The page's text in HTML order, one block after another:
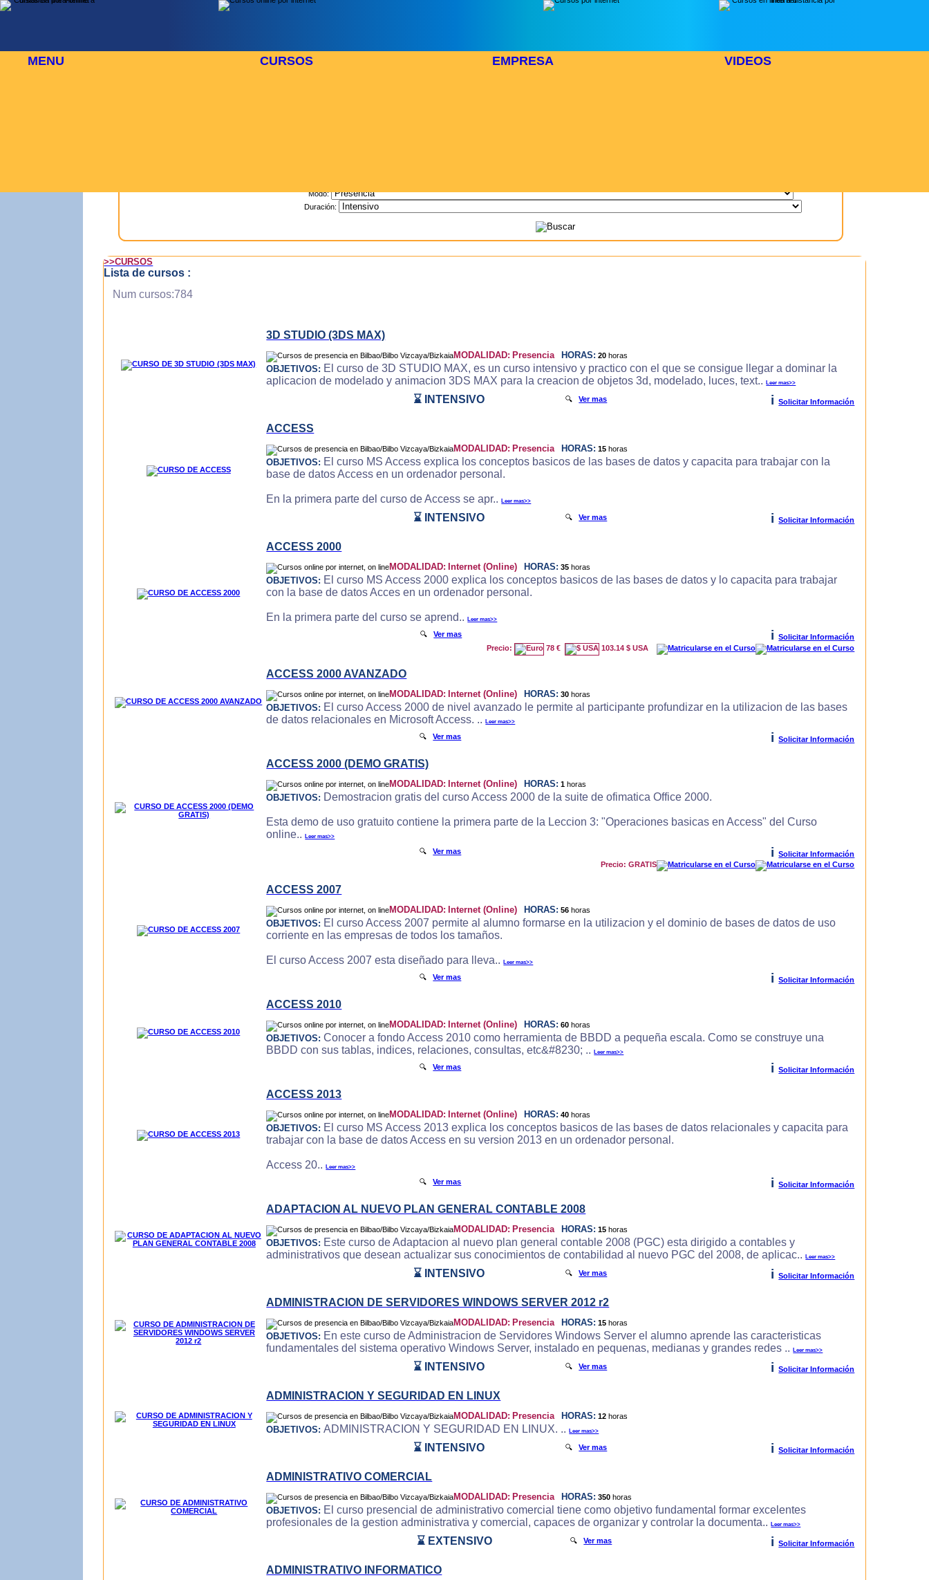
MENU CURSOS EMPRESA VIDEOS
Modo:
Duración:
>>CURSOS
Lista de cursos :
Num cursos:784
3D STUDIO (3DS MAX)
MODALIDAD: Presencia HORAS: 20 horas
OBJETIVOS: El curso de 3D STUDIO MAX, es un curso intensivo y practico con el que se consigue llegar a dominar la
aplicacion de modelado y animacion 3DS MAX para la creacion de objetos 3d, modelado, luces, text..Leer mas>>
⌛ INTENSIVO 🔍Ver mas i Solicitar Información
ACCESS
MODALIDAD: Presencia HORAS: 15 horas
OBJETIVOS: El curso MS Access explica los conceptos basicos de las bases de datos y capacita para trabajar con la
base de datos Access en un ordenador personal.
En la primera parte del curso de Access se apr..Leer mas>>
⌛ INTENSIVO 🔍Ver mas i Solicitar Información
ACCESS 2000
MODALIDAD: Internet (Online) HORAS: 35 horas
OBJETIVOS: El curso MS Access 2000 explica los conceptos basicos de las bases de datos y lo capacita para trabajar
con la base de datos Acces en un ordenador personal.
En la primera parte del curso se aprend..Leer mas>>
🔍Ver mas i
Solicitar Información
Precio:
78 € 103.14 $ USA
ACCESS 2000 AVANZADO
MODALIDAD: Internet (Online) HORAS: 30 horas
OBJETIVOS: El curso Access 2000 de nivel avanzado le permite al participante profundizar en la utilizacion de las bases
de datos relacionales en Microsoft Access. ..Leer mas>>
🔍Ver mas i Solicitar Información
ACCESS 2000 (DEMO GRATIS)
MODALIDAD: Internet (Online) HORAS: 1 horas
OBJETIVOS: Demostracion gratis del curso Access 2000 de la suite de ofimatica Office 2000.
Esta demo de uso gratuito contiene la primera parte de la Leccion 3: "Operaciones basicas en Access" del Curso
online..Leer mas>>
🔍Ver mas i
Solicitar Información
Precio: GRATIS
ACCESS 2007
MODALIDAD: Internet (Online) HORAS: 56 horas
OBJETIVOS: El curso Access 2007 permite al alumno formarse en la utilizacion y el dominio de bases de datos de uso
corriente en las empresas de todos los tamaños.
El curso Access 2007 esta diseñado para lleva..Leer mas>>
🔍Ver mas i Solicitar Información
ACCESS 2010
MODALIDAD: Internet (Online) HORAS: 60 horas
OBJETIVOS: Conocer a fondo Access 2010 como herramienta de BBDD a pequeña escala. Como se construye una
BBDD con sus tablas, indices, relaciones, consultas, etc&#8230; ..Leer mas>>
🔍Ver mas i Solicitar Información
ACCESS 2013
MODALIDAD: Internet (Online) HORAS: 40 horas
OBJETIVOS: El curso MS Access 2013 explica los conceptos basicos de las bases de datos relacionales y capacita para
trabajar con la base de datos Access en su version 2013 en un ordenador personal.
Access 20..Leer mas>>
🔍Ver mas i Solicitar Información
ADAPTACION AL NUEVO PLAN GENERAL CONTABLE 2008
MODALIDAD: Presencia HORAS: 15 horas
OBJETIVOS: Este curso de Adaptacion al nuevo plan general contable 2008 (PGC) esta dirigido a contables y
administrativos que desean actualizar sus conocimientos de contabilidad al nuevo PGC del 2008, de aplicac..Leer mas>>
⌛ INTENSIVO 🔍Ver mas i Solicitar Información
ADMINISTRACION DE SERVIDORES WINDOWS SERVER 2012 r2
MODALIDAD: Presencia HORAS: 15 horas
OBJETIVOS: En este curso de Administracion de Servidores Windows Server el alumno aprende las caracteri­sticas
fundamentales del sistema operativo Windows Server, instalado en pequenas, medianas y grandes redes ..Leer mas>>
⌛ INTENSIVO 🔍Ver mas i Solicitar Información
ADMINISTRACION Y SEGURIDAD EN LINUX
MODALIDAD: Presencia HORAS: 12 horas
OBJETIVOS: ADMINISTRACION Y SEGURIDAD EN LINUX. ..Leer mas>>
⌛ INTENSIVO 🔍Ver mas i Solicitar Información
ADMINISTRATIVO COMERCIAL
MODALIDAD: Presencia HORAS: 350 horas
OBJETIVOS: El curso presencial de administrativo comercial tiene como objetivo fundamental formar excelentes
profesionales de la gestion administrativa y comercial, capaces de organizar y controlar la documenta..Leer mas>>
⌛ EXTENSIVO 🔍Ver mas i Solicitar Información
ADMINISTRATIVO INFORMATICO